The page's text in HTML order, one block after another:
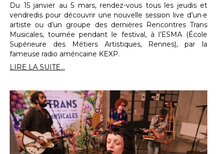
Du 15 janvier au 5 mars, rendez-vous tous les jeudis et
vendredis pour découvrir une nouvelle session live d’un·e
artiste ou d’un groupe des dernières Rencontres Trans
Musicales, tournée pendant le festival, à l’ESMA (École
Supérieure des Métiers Artistiques, Rennes), par la
fameuse radio américaine KEXP.
LIRE LA SUITE...